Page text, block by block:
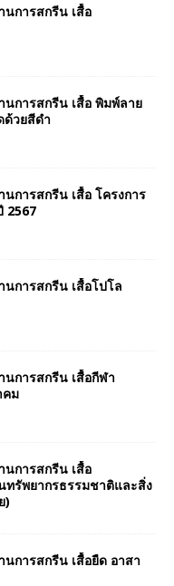
นการสกรีน เสื้อ
นการสกรีน เสื้อ พิมพ์ลาย
ด้วยสีดำ
นการสกรีน เสื้อ โครงการ
2567
นการสกรีน เสื้อโปโล
นการสกรีน เสื้อกีฬา
คม
นการสกรีน เสื้อ
รัพยากรธรรมชาติและสิ่ง
)
นการสกรีน เสื้อยืด อาสา